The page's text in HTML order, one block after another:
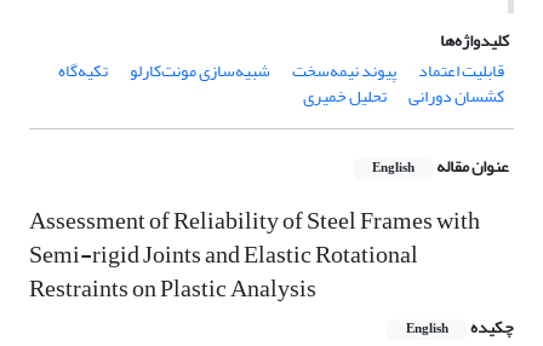
کلیدواژه‌ها
قابلیت اعتماد
پیوند نیمه‌سخت شبیه‌سازی مونت‌کارلو تکیه‌گاه
کشسان دورانی تحلیل خمیری
عنوان مقاله English
Assessment of Reliability of Steel Frames with
Semi-rigid Joints and Elastic Rotational
Restraints on Plastic Analysis
چکیده English